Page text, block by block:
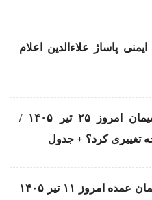
پاساژ علاءالدین اعلام
قیمت جدید سیمان امروز ۲۵ تیر ۱۴۰۵ /
تغییری کرد؟ + جدول
قیمت جدید سیمان عمده امروز ۱۱ تیر ۱۴۰۵